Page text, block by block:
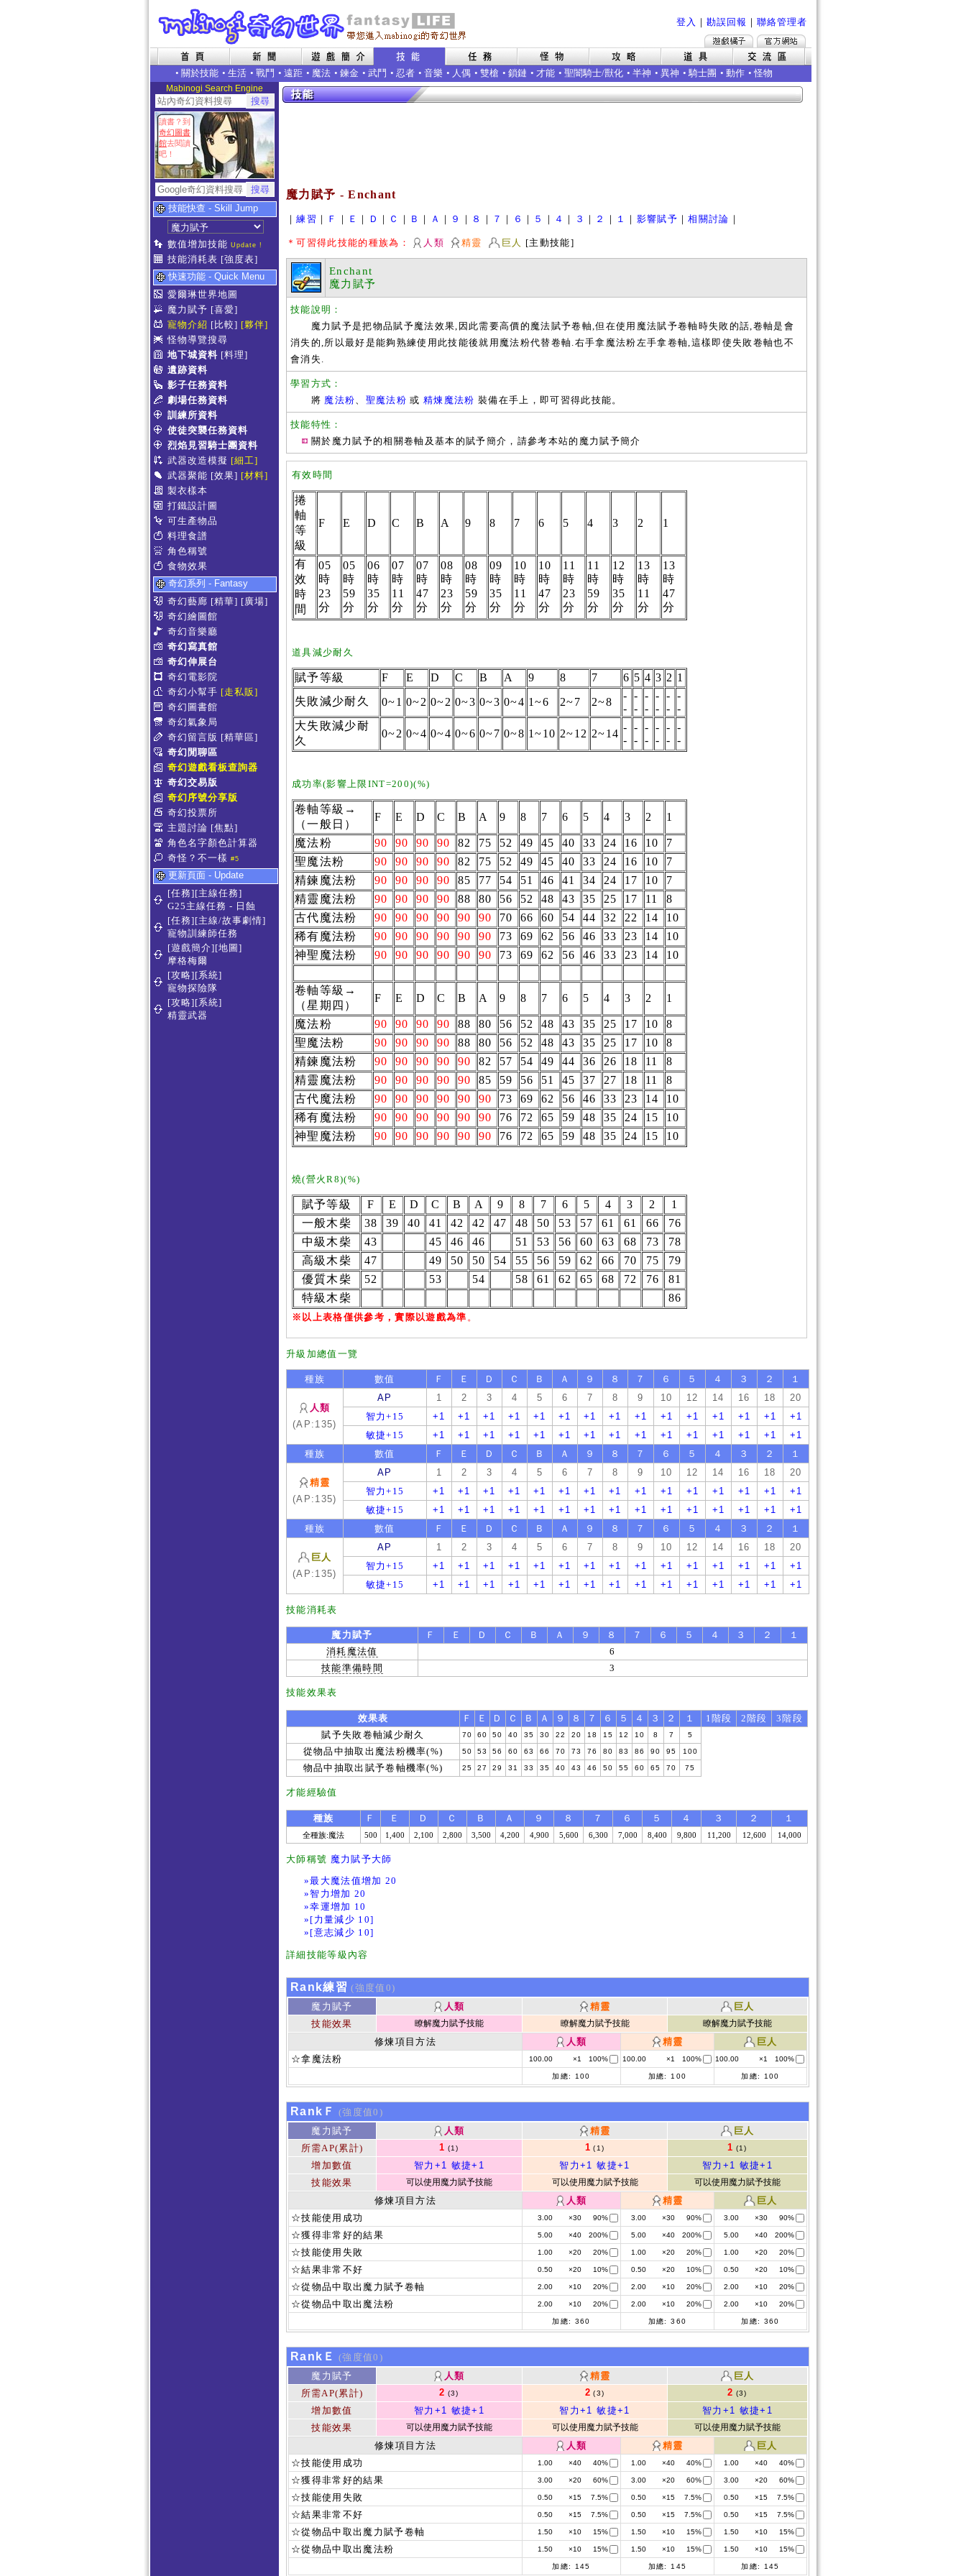
登入 ｜ 勘誤回報 ｜ 聯絡管理者
• 關於技能 • 生活 • 戰鬥 • 遠距 • 魔法 • 鍊金 • 武鬥 • 忍者 • 音樂 • 人偶 • 雙槍 • 鎖鏈 • 才能 • 聖闇騎士/獸化 • 半神 • 異神 • 騎士團 • 動作 • 怪物
Mabinogi Search Engine
讀書？到
奇幻圖書
館去閱讀
吧！
技能快查 - Skill Jump
數值增加技能 Update !
技能消耗表 [強度表]
快速功能 - Quick Menu
愛爾琳世界地圖
魔力賦予 [喜愛]
寵物介紹 [比較] [夥伴]
怪物導覽搜尋
地下城資料 [料理]
遺跡資料
影子任務資料
劇場任務資料
訓練所資料
使徒突襲任務資料
烈焰見習騎士團資料
武器改造模擬 [細工]
武器聚能 [效果] [材料]
製衣樣本
打鐵設計圖
可生產物品
料理食譜
角色稱號
食物效果
奇幻系列 - Fantasy
奇幻藝廊 [精華] [廣場]
奇幻繪圖館
奇幻音樂廳
奇幻寫真館
奇幻伸展台
奇幻電影院
奇幻小幫手 [走私販]
奇幻圖書館
奇幻氣象局
奇幻留言版 [精華區]
奇幻閒聊區
奇幻遊戲看板查詢器
奇幻交易版
奇幻序號分享版
奇幻投票所
主題討論 [焦點]
角色名字顏色計算器
奇怪？不一樣 #5
更新頁面 - Update
[任務][主線任務]
G25主線任務 - 日蝕
[任務][主線/故事劇情]
寵物訓練師任務
[遊戲簡介][地圖]
摩格梅爾
[攻略][系統]
寵物探險隊
[攻略][系統]
精靈武器
魔力賦予 - Enchant
｜練習 ｜ Ｆ ｜ Ｅ ｜ Ｄ ｜ Ｃ ｜ Ｂ ｜ Ａ ｜ ９ ｜ ８ ｜ ７ ｜ ６ ｜ ５ ｜ ４ ｜ ３ ｜ ２ ｜ １ ｜ 影響賦予 ｜相關討論 ｜
＊可習得此技能的種族為： 人類 精靈 巨人 [主動技能]
Enchant
魔力賦予
技能說明：
魔力賦予是把物品賦予魔法效果,因此需要高價的魔法賦予卷軸,但在使用魔法賦予卷軸時失敗的話,卷軸是會
消失的,所以最好是能夠熟練使用此技能後就用魔法粉代替卷軸.右手拿魔法粉左手拿卷軸,這樣即使失敗卷軸也不
會消失.
學習方式：
將 魔法粉、 聖魔法粉 或精煉魔法粉 裝備在手上，即可習得此技能。
技能特性：
關於魔力賦予的相關卷軸及基本的賦予簡介，請參考本站的魔力賦予簡介
有效時間
捲
軸
等
級
F E D C B A 9 8 7 6 5 4 3 2 1
有
效
時
間
05
時
23
分
05
時
59
分
06
時
35
分
07
時
11
分
07
時
47
分
08
時
23
分
08
時
59
分
09
時
35
分
10
時
11
分
10
時
47
分
11
時
23
分
11
時
59
分
12
時
35
分
13
時
11
分
13
時
47
分
道具減少耐久
賦予等級 F E D C B A 9 8 7 6 5 4 3 2 1
失敗減少耐久
0~1 0~2 0~2 0~3 0~3 0~4 1~6 2~7 2~8
-
-
-
-
-
-
-
-
-
-
-
-
大失敗減少耐
久
0~2 0~4 0~4 0~6 0~7 0~8 1~10 2~12 2~14
-
-
-
-
-
-
-
-
-
-
-
-
成功率(影響上限INT=200)(%)
卷軸等級→
（一般日）
F E D C B A 9 8 7 6 5 4 3 2 1
魔法粉 90 90 90 90 82 75 52 49 45 40 33 24 16 10
7
聖魔法粉
90 90 90 90 82 75 52 49 45 40 33 24 16 10
7
精鍊魔法粉
90 90 90 90 85 77 54 51 46 41 34 24 17 10
7
精靈魔法粉
90 90 90 90 88 80 56 52 48 43 35 25 17 11
8
古代魔法粉
90 90 90 90 90 90 70 66 60 54 44 32 22 14
10
稀有魔法粉
90 90 90 90 90 90 73 69 62 56 46 33 23 14
10
神聖魔法粉
90 90 90 90 90 90 73 69 62 56 46 33 23 14 10
卷軸等級→
（星期四）
F E D C B A 9 8 7 6 5 4 3 2 1
魔法粉 90 90 90 90 88 80 56 52 48 43 35 25 17 10
8
聖魔法粉
90 90 90 90 88 80 56 52 48 43 35 25 17 10
8
精鍊魔法粉
90 90 90 90 90 82 57 54 49 44 36 26 18 11
8
精靈魔法粉
90 90 90 90 90 85 59 56 51 45 37 27 18 11
8
古代魔法粉
90 90 90 90 90 90 73 69 62 56 46 33 23 14
10
稀有魔法粉
90 90 90 90 90 90 76 72 65 59 48 35 24 15
10
神聖魔法粉
90 90 90 90 90 90 76 72 65 59 48 35 24 15 10
燒(營火R8)(%)
賦予等級 F E D C B A 9 8 7 6 5 4 3 2
1
一般木柴
38 39 40 41 42 42 47 48 50 53 57 61 61 66
76
中級木柴
43 45 46 46 51 53 56 60 63 68 73
78
高級木柴
47 49 50 50 54 55 56 59 62 66 70 75
79
優質木柴
52 53 54 58 61 62 65 68 72 76
81
特級木柴
86
※以上表格僅供參考，實際以遊戲為準 。
升級加總值一覽
種族 數值 Ｆ Ｅ Ｄ Ｃ Ｂ Ａ ９ ８ ７ ６ ５ ４ ３ ２ １
人類
(AP:135)
AP 1 2 3 4 5 6 7 8 9 10 12 14 16 18
20
智力+15
+1 +1 +1 +1 +1 +1 +1 +1 +1 +1 +1 +1 +1 +1
+1
敏捷+15
+1 +1 +1 +1 +1 +1 +1 +1 +1 +1 +1 +1 +1 +1
+1
種族
數值 Ｆ Ｅ Ｄ Ｃ Ｂ Ａ ９ ８ ７ ６ ５ ４ ３ ２ １
精靈
(AP:135)
AP 1 2 3 4 5 6 7 8 9 10 12 14 16 18
20
智力+15
+1 +1 +1 +1 +1 +1 +1 +1 +1 +1 +1 +1 +1 +1
+1
敏捷+15
+1 +1 +1 +1 +1 +1 +1 +1 +1 +1 +1 +1 +1 +1
+1
種族
數值 Ｆ Ｅ Ｄ Ｃ Ｂ Ａ ９ ８ ７ ６ ５ ４ ３ ２ １
巨人
(AP:135)
AP 1 2 3 4 5 6 7 8 9 10 12 14 16 18
20
智力+15
+1 +1 +1 +1 +1 +1 +1 +1 +1 +1 +1 +1 +1 +1
+1
敏捷+15
+1 +1 +1 +1 +1 +1 +1 +1 +1 +1 +1 +1 +1 +1 +1
技能消耗表
魔力賦予 Ｆ Ｅ Ｄ Ｃ Ｂ Ａ ９ ８ ７ ６ ５ ４ ３ ２
１
消耗魔法值
6
技能準備時間
3
技能效果表
效果表 Ｆ Ｅ Ｄ Ｃ Ｂ Ａ ９ ８ ７ ６ ５ ４ ３ ２ １ 1階段 2階段
3階段
賦予失敗卷軸減少耐久
70 60 50 40 35 30 22 20 18 15 12 10 8 7 5
從物品中抽取出魔法粉機率(%) 50 53 56 60 63 66 70 73 76 80 83 86 90 95 100
物品中抽取出賦予卷軸機率(%) 25 27 29 31 33 35 40 43 46 50 55 60 65 70 75
才能經驗值
種族 Ｆ Ｅ Ｄ Ｃ Ｂ Ａ ９ ８ ７ ６ ５ ４ ３ ２ １
全種族:魔法 500 1,400 2,100 2,800 3,500 4,200 4,900 5,600 6,300 7,000 8,400 9,800 11,200 12,600 14,000
大師稱號 魔力賦予大師
»最大魔法值增加 20
»智力增加 20
»幸運增加 10
»[力量減少 10]
»[意志減少 10]
詳細技能等級內容
Rank練習 (強度值0)
魔力賦予
人類 精靈
巨人
技能效果
瞭解魔力賦予技能 瞭解魔力賦予技能 瞭解魔力賦予技能
修煉項目方法 人類 精靈
巨人
☆拿魔法粉
100.00 ×1 100% 100.00 ×1 100% 100.00 ×1 100%
加總: 100 加總: 100 加總: 100
RankＦ
(強度值0)
魔力賦予
人類 精靈
巨人
所需AP(累計)
1 (1) 1 (1) 1 (1)
增加數值 智力+1 敏捷+1 智力+1 敏捷+1 智力+1 敏捷+1
技能效果
可以使用魔力賦予技能 可以使用魔力賦予技能 可以使用魔力賦予技能
修煉項目方法 人類 精靈
巨人
☆技能使用成功
3.00 ×30 90% 3.00 ×30 90% 3.00 ×30 90%
☆獲得非常好的結果 5.00 ×40 200% 5.00 ×40 200% 5.00 ×40 200%
☆技能使用失敗 1.00 ×20 20% 1.00 ×20 20% 1.00 ×20 20%
☆結果非常不好 0.50 ×20 10% 0.50 ×20 10% 0.50 ×20 10%
☆從物品中取出魔力賦予卷軸 2.00 ×10 20% 2.00 ×10 20% 2.00 ×10 20%
☆從物品中取出魔法粉 2.00 ×10 20% 2.00 ×10 20% 2.00 ×10 20%
加總: 360 加總:360 加總: 360
RankＥ
(強度值0)
魔力賦予
人類 精靈
巨人
所需AP(累計)
2 (3) 2 (3) 2 (3)
增加數值 智力+1 敏捷+1 智力+1 敏捷+1 智力+1 敏捷+1
技能效果
可以使用魔力賦予技能 可以使用魔力賦予技能 可以使用魔力賦予技能
修煉項目方法 人類 精靈
巨人
☆技能使用成功
1.00 ×40 40% 1.00 ×40 40% 1.00 ×40 40%
☆獲得非常好的結果 3.00 ×20 60% 3.00 ×20 60% 3.00 ×20 60%
☆技能使用失敗 0.50 ×15 7.5% 0.50 ×15 7.5% 0.50 ×15 7.5%
☆結果非常不好 0.50 ×15 7.5% 0.50 ×15 7.5% 0.50 ×15 7.5%
☆從物品中取出魔力賦予卷軸 1.50 ×10 15% 1.50 ×10 15% 1.50 ×10 15%
☆從物品中取出魔法粉 1.50 ×10 15% 1.50 ×10 15% 1.50 ×10 15%
加總: 145 加總: 145 加總: 145